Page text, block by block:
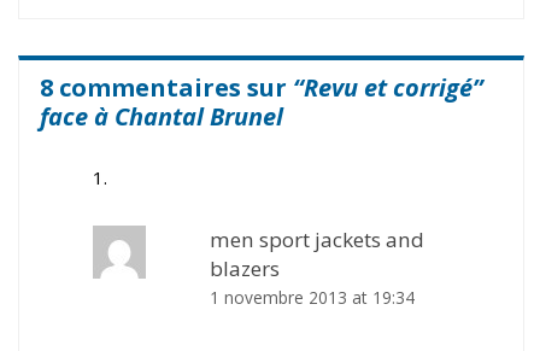
8 commentaires sur “Revu et corrigé”
face à Chantal Brunel
men sport jackets and
blazers
1 novembre 2013 at 19:34